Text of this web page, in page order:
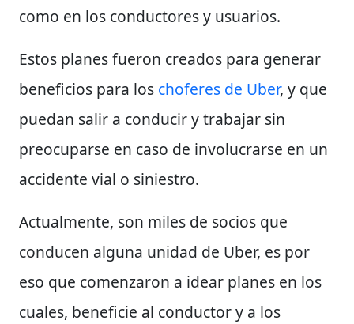
como en los conductores y usuarios.
Estos planes fueron creados para generar
beneficios para los choferes de Uber, y que
puedan salir a conducir y trabajar sin
preocuparse en caso de involucrarse en un
accidente vial o siniestro.
Actualmente, son miles de socios que
conducen alguna unidad de Uber, es por
eso que comenzaron a idear planes en los
cuales, beneficie al conductor y a los